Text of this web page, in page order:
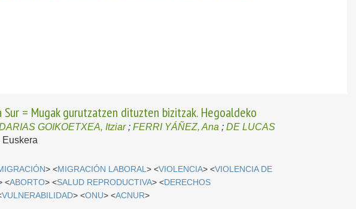
= Mugak gurutzatzen dituzten bizitzak. Hegoaldeko
GOIKOETXEA, Itziar;FERRI YÁÑEZ, Ana ;DE LUCAS
Euskera
> <MIGRACIÓN LABORAL> <VIOLENCIA> <VIOLENCIA DE
<ABORTO> <SALUD REPRODUCTIVA> <DERECHOS
VULNERABILIDAD> <ONU> <ACNUR>